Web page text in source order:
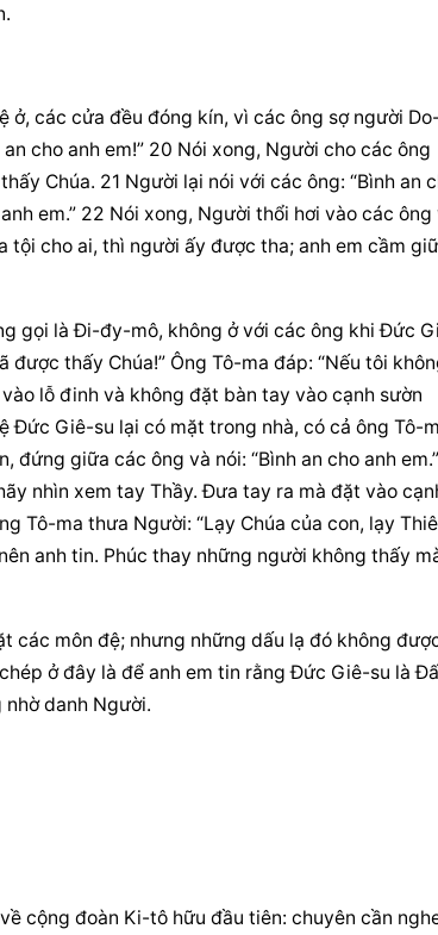
ở, các cửa đều đóng kín, vì các ông sợ người Do-
cho anh em!” 20 Nói xong, Người cho các ông
Chúa. 21 Người lại nói với các ông: “Bình an
em.” 22 Nói xong, Người thổi hơi vào các ông
tội cho ai, thì người ấy được tha; anh em cầm
gọi là Đi-đy-mô, không ở với các ông khi Đức
thấy Chúa!” Ông Tô-ma đáp: “Nếu tôi
lỗ đinh và không đặt bàn tay vào cạnh sườn
Đức Giê-su lại có mặt trong nhà, có cả ông Tô-
giữa các ông và nói: “Bình an cho anh
nhìn xem tay Thầy. Đưa tay ra mà đặt vào
Tô-ma thưa Người: “Lạy Chúa của con, lạy
anh tin. Phúc thay những người không thấy
các môn đệ; nhưng những dấu lạ đó không
ở đây là để anh em tin rằng Đức Giê-su là
nhờ danh Người.
cộng đoàn Ki-tô hữu đầu tiên: chuyên cần